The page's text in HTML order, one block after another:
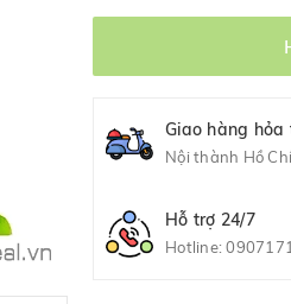
Giao hàng hỏa
Nội thành Hồ
Hỗ trợ 24/7
Hotline: